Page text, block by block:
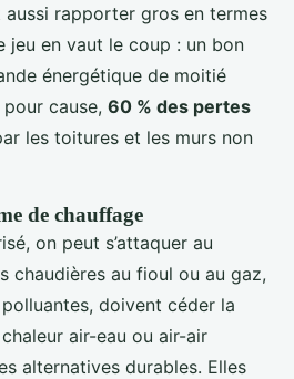
rapporter gros en termes
jeu en vaut le coup : un bon
énergétique de moitié
cause, 60 % des pertes
les toitures et les murs non
de chauffage
on peut s’attaquer au
chaudières au fioul ou au gaz,
doivent céder la
air-eau ou air-air
alternatives durables. Elles